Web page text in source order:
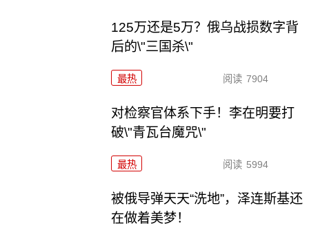
125万还是5万？俄乌战损数字背
后的\"三国杀\"
最热 阅读 7904
对检察官体系下手！李在明要打
破\"青瓦台魔咒\"
最热 阅读 5994
被俄导弹天天“洗地”，泽连斯基还
在做着美梦！